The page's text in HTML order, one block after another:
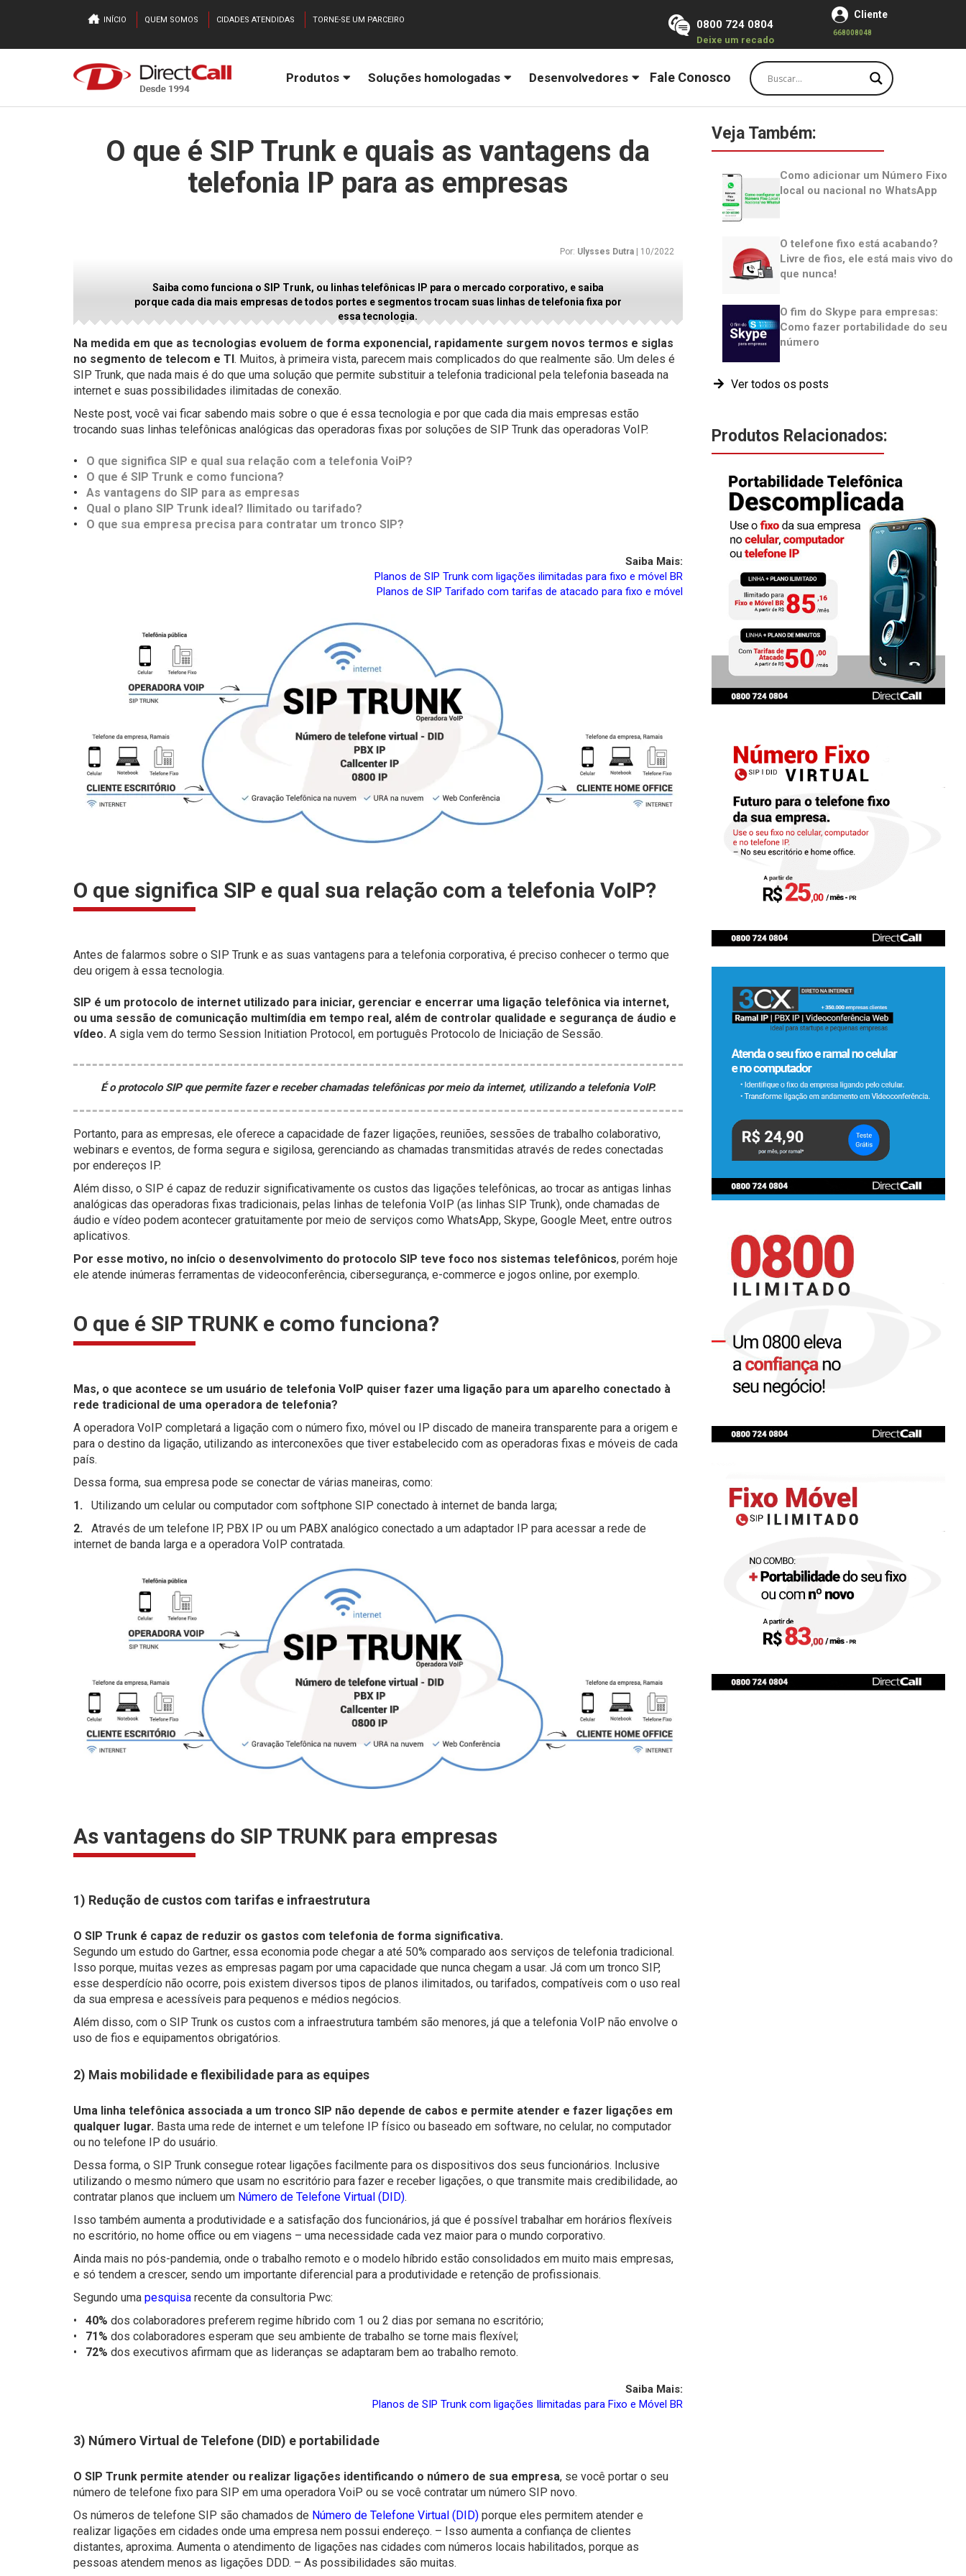
INÍCIO QUEM SOMOS CIDADES ATENDIDAS TORNE-SE UM PARCEIRO Cliente
668008048
0800 724 0804
Deixe um recado
Produtos Soluções homologadas Desenvolvedores Fale Conosco
O que é SIP Trunk e quais as vantagens da
telefonia IP para as empresas
Por: Ulysses Dutra| 10/2022
Saiba como funciona o SIP Trunk, ou linhas telefônicas IP para o mercado corporativo, e saiba
porque cada dia mais empresas de todos portes e segmentos trocam suas linhas de telefonia fixa por
essa tecnologia.
Na medida em que as tecnologias evoluem de forma exponencial, rapidamente surgem novos termos e siglas
no segmento de telecom e TI. Muitos, à primeira vista, parecem mais complicados do que realmente são. Um deles é
SIP Trunk, que nada mais é do que uma solução que permite substituir a telefonia tradicional pela telefonia baseada na
internet e suas possibilidades ilimitadas de conexão.
Neste post, você vai ficar sabendo mais sobre o que é essa tecnologia e por que cada dia mais empresas estão
trocando suas linhas telefônicas analógicas das operadoras fixas por soluções de SIP Trunk das operadoras VoIP.
• O que significa SIP e qual sua relação com a telefonia VoiP?
• O que é SIP Trunk e como funciona?
• As vantagens do SIP para as empresas
• Qual o plano SIP Trunk ideal? Ilimitado ou tarifado?
• O que sua empresa precisa para contratar um tronco SIP?
Saiba Mais:
Planos de SIP Trunk com ligações ilimitadas para fixo e móvel BR
Planos de SIP Tarifado com tarifas de atacado para fixo e móvel
O que significa SIP e qual sua relação com a telefonia VoIP?
Antes de falarmos sobre o SIP Trunk e as suas vantagens para a telefonia corporativa, é preciso conhecer o termo que
deu origem à essa tecnologia.
SIP é um protocolo de internet utilizado para iniciar, gerenciar e encerrar uma ligação telefônica via internet,
ou uma sessão de comunicação multimídia em tempo real, além de controlar qualidade e segurança de áudio e
vídeo. A sigla vem do termo Session Initiation Protocol, em português Protocolo de Iniciação de Sessão.
É o protocolo SIP que permite fazer e receber chamadas telefônicas por meio da internet, utilizando a telefonia VoIP.
Portanto, para as empresas, ele oferece a capacidade de fazer ligações, reuniões, sessões de trabalho colaborativo,
webinars e eventos, de forma segura e sigilosa, gerenciando as chamadas transmitidas através de redes conectadas
por endereços IP.
Além disso, o SIP é capaz de reduzir significativamente os custos das ligações telefônicas, ao trocar as antigas linhas
analógicas das operadoras fixas tradicionais, pelas linhas de telefonia VoIP (as linhas SIP Trunk), onde chamadas de
áudio e vídeo podem acontecer gratuitamente por meio de serviços como WhatsApp, Skype, Google Meet, entre outros
aplicativos.
Por esse motivo, no início o desenvolvimento do protocolo SIP teve foco nos sistemas telefônicos, porém hoje
ele atende inúmeras ferramentas de videoconferência, cibersegurança, e-commerce e jogos online, por exemplo.
O que é SIP TRUNK e como funciona?
Mas, o que acontece se um usuário de telefonia VoIP quiser fazer uma ligação para um aparelho conectado à
rede tradicional de uma operadora de telefonia?
A operadora VoIP completará a ligação com o número fixo, móvel ou IP discado de maneira transparente para a origem e
para o destino da ligação, utilizando as interconexões que tiver estabelecido com as operadoras fixas e móveis de cada
país.
Dessa forma, sua empresa pode se conectar de várias maneiras, como:
1. Utilizando um celular ou computador com softphone SIP conectado à internet de banda larga;
2. Através de um telefone IP, PBX IP ou um PABX analógico conectado a um adaptador IP para acessar a rede de
internet de banda larga e a operadora VoIP contratada.
As vantagens do SIP TRUNK para empresas
1) Redução de custos com tarifas e infraestrutura
O SIP Trunk é capaz de reduzir os gastos com telefonia de forma significativa.
Segundo um estudo do Gartner, essa economia pode chegar a até 50% comparado aos serviços de telefonia tradicional.
Isso porque, muitas vezes as empresas pagam por uma capacidade que nunca chegam a usar. Já com um tronco SIP,
esse desperdício não ocorre, pois existem diversos tipos de planos ilimitados, ou tarifados, compatíveis com o uso real
da sua empresa e acessíveis para pequenos e médios negócios.
Além disso, com o SIP Trunk os custos com a infraestrutura também são menores, já que a telefonia VoIP não envolve o
uso de fios e equipamentos obrigatórios.
2) Mais mobilidade e flexibilidade para as equipes
Uma linha telefônica associada a um tronco SIP não depende de cabos e permite atender e fazer ligações em
qualquer lugar. Basta uma rede de internet e um telefone IP físico ou baseado em software, no celular, no computador
ou no telefone IP do usuário.
Dessa forma, o SIP Trunk consegue rotear ligações facilmente para os dispositivos dos seus funcionários. Inclusive
utilizando o mesmo número que usam no escritório para fazer e receber ligações, o que transmite mais credibilidade, ao
contratar planos que incluem um Número de Telefone Virtual (DID).
Isso também aumenta a produtividade e a satisfação dos funcionários, já que é possível trabalhar em horários flexíveis
no escritório, no home office ou em viagens – uma necessidade cada vez maior para o mundo corporativo.
Ainda mais no pós-pandemia, onde o trabalho remoto e o modelo híbrido estão consolidados em muito mais empresas,
e só tendem a crescer, sendo um importante diferencial para a produtividade e retenção de profissionais.
Segundo uma pesquisa recente da consultoria Pwc:
• 40% dos colaboradores preferem regime híbrido com 1 ou 2 dias por semana no escritório;
• 71% dos colaboradores esperam que seu ambiente de trabalho se torne mais flexível;
• 72% dos executivos afirmam que as lideranças se adaptaram bem ao trabalho remoto.
Saiba Mais:
Planos de SIP Trunk com ligações Ilimitadas para Fixo e Móvel BR
3) Número Virtual de Telefone (DID) e portabilidade
O SIP Trunk permite atender ou realizar ligações identificando o número de sua empresa, se você portar o seu
número de telefone fixo para SIP em uma operadora VoiP ou se você contratar um número SIP novo.
Os números de telefone SIP são chamados de Número de Telefone Virtual (DID) porque eles permitem atender e
realizar ligações em cidades onde uma empresa nem possui endereço. – Isso aumenta a confiança de clientes
distantes, aproxima. Aumenta o atendimento de ligações nas cidades com números locais habilitados, porque as
pessoas atendem menos as ligações DDD. – As possibilidades são muitas.
Veja Também:
Como adicionar um Número Fixo
local ou nacional no WhatsApp
O telefone fixo está acabando?
Livre de fios, ele está mais vivo do
que nunca!
O fim do Skype para empresas:
Como fazer portabilidade do seu
número
Ver todos os posts
Produtos Relacionados: